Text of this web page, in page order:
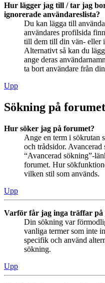
Hur lägger jag till / tar jag
ignorerade användareslista?
Du kan lägga till
användares profilsida
till dem till din vän- eller
Alternativt så kan du
ange deras
ta bort användare från
Upp
Sökning på forumet
Hur söker jag på forumet?
Ange en term i sökrutan
och trådsidor.
“Avancerad sökning”-
forumet. Hur
vilken stil som används.
Upp
Varför får jag inga träffar på
Din sökning var
vanliga termer som inte
specifik och använd
sökning.
Upp